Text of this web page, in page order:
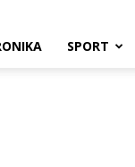
SPORT